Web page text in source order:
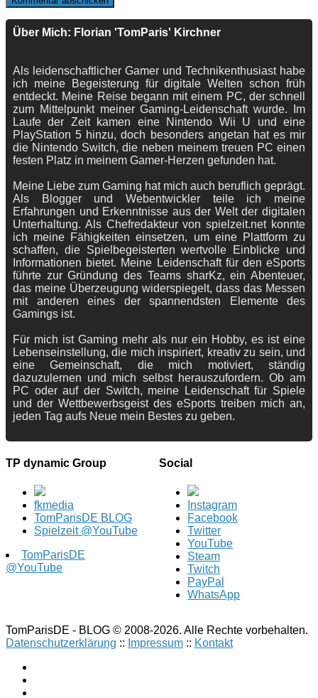
Über Mich: Florian 'TomParis' Kirchner
Als leidenschaftlicher Gamer und Technikenthusiast habe
ich meine Begeisterung für digitale Welten schon früh
entdeckt. Meine Reise begann mit einem PC, der schnell
zum Mittelpunkt meiner Gaming-Leidenschaft wurde. Im
Laufe der Zeit kamen eine Nintendo Wii U und eine
PlayStation 5 hinzu, doch besonders angetan hat es mir
die Nintendo Switch, die neben meinem treuen PC einen
festen Platz in meinem Gamer-Herzen gefunden hat.
Meine Liebe zum Gaming hat mich auch beruflich geprägt.
Als Blogger und Webentwickler teile ich meine
Erfahrungen und Erkenntnisse aus der Welt der digitalen
Unterhaltung. Als Chefredakteur von spielzeit.net konnte
ich meine Fähigkeiten einsetzen, um eine Plattform zu
schaffen, die Spielbegeisterten wertvolle Einblicke und
Informationen bietet. Meine Leidenschaft für den eSports
führte zur Gründung des Teams sharKz, ein Abenteuer,
das meine Überzeugung widerspiegelt, dass das Messen
mit anderen eines der spannendsten Elemente des
Gamings ist.
Für mich ist Gaming mehr als nur ein Hobby, es ist eine
Lebenseinstellung, die mich inspiriert, kreativ zu sein, und
eine Gemeinschaft, die mich motiviert, ständig
dazuzulernen und mich selbst herauszufordern. Ob am
PC oder auf der Switch, meine Leidenschaft für Spiele
und der Wettbewerbsgeist des eSports treiben mich an,
jeden Tag aufs Neue mein Bestes zu geben.
TP dynamic Group
fkmedia
TomParisDE BLOG
Spielzeit @YouTube
TomParisDE
@YouTube
Social
Instagram
Facebook
Twitter
YouTube
Steam
Twitch
PayPal
WhatsApp
TomParisDE - BLOG © 2008-2026. Alle Rechte vorbehalten.
Datenschutzerklärung :: Impressum :: Kontakt